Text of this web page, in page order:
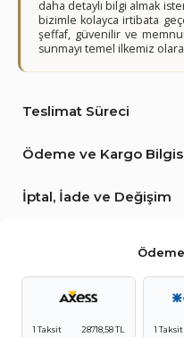
daha detaylı bilgi almak
bizimle kolayca irtibata
şeffaf, güvenilir ve
sunmayı temel ilkemiz
Teslimat Süreci
Ödeme ve Kargo
İptal, İade ve Değişim
1 Taksit
28718,58 TL
1 Taksit